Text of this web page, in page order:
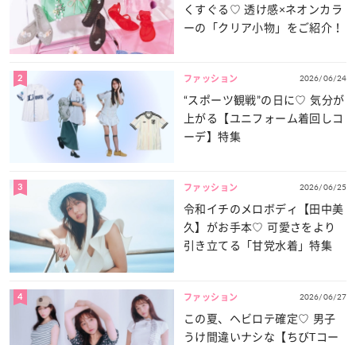
くすぐる♡ 透け感×ネオンカラ
ーの「クリア小物」をご紹介！
2 ファッション 2026/06/24
“スポーツ観戦”の日に♡ 気分が
上がる【ユニフォーム着回しコ
ーデ】特集
3 ファッション 2026/06/25
令和イチのメロボディ【田中美
久】がお手本♡ 可愛さをより
引き立てる「甘党水着」特集
4 ファッション 2026/06/27
この夏、ヘビロテ確定♡ 男子
うけ間違いナシな【ちびTコー